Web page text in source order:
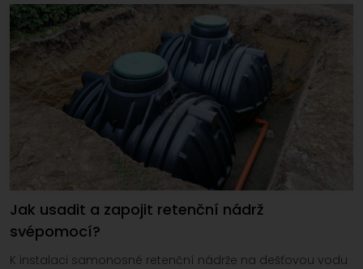
Jak usadit a zapojit retenční nádrž
svépomocí?
K instalaci samonosné retenční nádrže na dešťovou vodu